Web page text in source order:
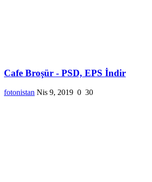
Cafe Broşür - PSD, EPS İndir
fotonistan Nis 9, 2019 0 30